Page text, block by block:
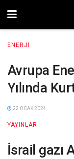
ENERJI
Avrupa
Yılında
22 OCAK 2024
YAYINLAR
İsrail gazı